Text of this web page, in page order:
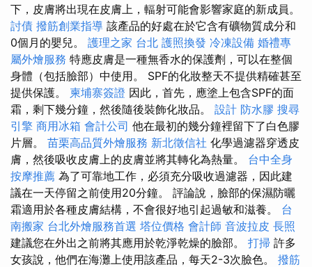
下，皮膚將出現在皮膚上，輻射可能會影響家庭的新成員。
討債 撥筋創業指導 該產品的好處在於它含有礦物質成分和
0個月的嬰兒。 護理之家 台北 護照換發 冷凍設備 婚禮專
屬外燴服務 特應皮膚是一種無香水的保護劑，可以在整個
身體（包括臉部）中使用。 SPF的化妝整天不提供精確甚至
提供保護。 柬埔寨簽證 因此，首先，應塗上包含SPF的面
霜，剩下幾分鐘，然後隨後裝飾化妝品。 設計 防水膠 搜尋
引擎 商用冰箱 會計公司 他在最初的幾分鐘裡留下了白色膠
片層。 苗栗高品質外燴服務 新北徵信社 化學過濾器穿透皮
膚，然後吸收皮膚上的皮膚並將其轉化為熱量。 台中全身
按摩推薦 為了可靠地工作，必須充分吸收過濾器，因此建
議在一天停留之前使用20分鐘。 評論說，臉部的保濕防曬
霜適用於各種皮膚結構，不會很好地引起過敏和滋養。 台
南搬家 台北外燴服務首選 塔位價格 會計師 音波拉皮 長照
建議您在外出之前將其應用於乾淨乾燥的臉部。 打掃 許多
女孩說，他們在海灘上使用該產品，每天2-3次臉色。 撥筋